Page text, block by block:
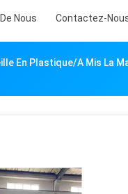
Nous Contactez-
En Plastique/a Mis La